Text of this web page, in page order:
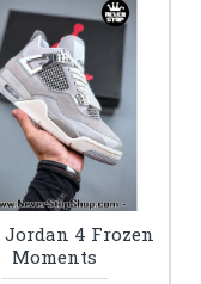
4 Frozen
Moments